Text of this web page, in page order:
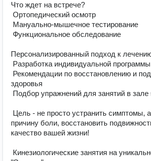
Что ждет на встрече?
Персонализированный подход к
здоровья
причину боли, восстановить
качество вашей жизни!